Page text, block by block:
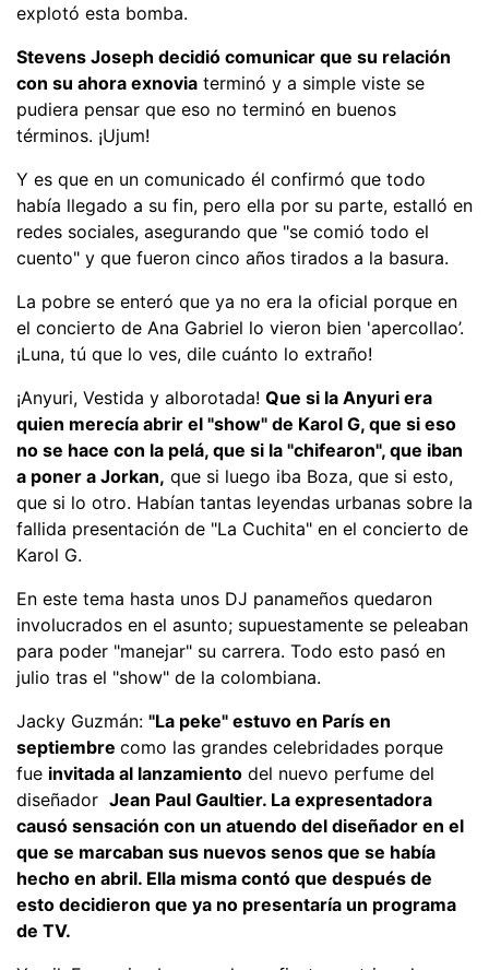
explotó esta bomba.
Stevens Joseph decidió comunicar que su relación
con su ahora exnovia terminó y a simple viste se
pudiera pensar que eso no terminó en buenos
términos. ¡Ujum!
Y es que en un comunicado él confirmó que todo
había llegado a su fin, pero ella por su parte, estalló en
redes sociales, asegurando que "se comió todo el
cuento" y que fueron cinco años tirados a la basura.
La pobre se enteró que ya no era la oficial porque en
el concierto de Ana Gabriel lo vieron bien 'apercollao’.
¡Luna, tú que lo ves, dile cuánto lo extraño!
¡Anyuri, Vestida y alborotada! Que si la Anyuri era
quien merecía abrir el "show" de Karol G, que si eso
no se hace con la pelá, que si la "chifearon", que iban
a poner a Jorkan, que si luego iba Boza, que si esto,
que si lo otro. Habían tantas leyendas urbanas sobre la
fallida presentación de "La Cuchita" en el concierto de
Karol G.
En este tema hasta unos DJ panameños quedaron
involucrados en el asunto; supuestamente se peleaban
para poder "manejar" su carrera. Todo esto pasó en
julio tras el "show" de la colombiana.
Jacky Guzmán: "La peke" estuvo en París en
septiembre como las grandes celebridades porque
fue invitada al lanzamiento del nuevo perfume del
diseñador Jean Paul Gaultier. La expresentadora
causó sensación con un atuendo del diseñador en el
que se marcaban sus nuevos senos que se había
hecho en abril. Ella misma contó que después de
esto decidieron que ya no presentaría un programa
de TV.